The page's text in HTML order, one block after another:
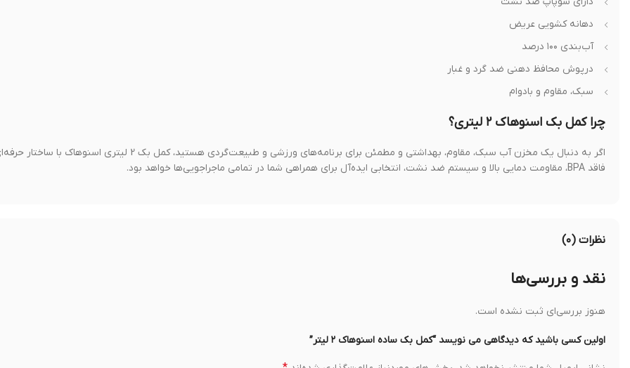
دهانه کشویی عریض
آب‌بندی ۱۰۰ درصد
درپوش محافظ دهنی ضد گرد و غبار
سبک، مقاوم و بادوام
چرا کمل بک اسنوهاک ۲ لیتری؟
اگر به دنبال یک مخزن آب سبک، مقاوم، بهداشتی و مطمئن برای برنامه‌های ورزشی و طبیعت‌گردی هستید، کمل بک 2 لیتری
فاقد BPA، مقاومت دمایی بالا و سیستم ضد نشت، انتخابی ایده‌آل برای همراهی شما در تمامی ماجراجویی‌ها خواهد بود.
نظرات (۰)
نقد و بررسی‌ها
هنوز بررسی‌ای ثبت نشده است.
اولین کسی باشید که دیدگاهی می نویسد “کمل بک ساده اسنوهاک ۲ لیتر”